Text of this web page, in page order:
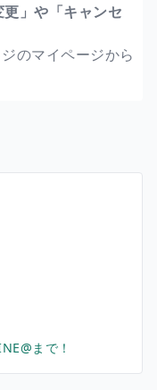
更」や「キャンセ
のマイページから
まで！